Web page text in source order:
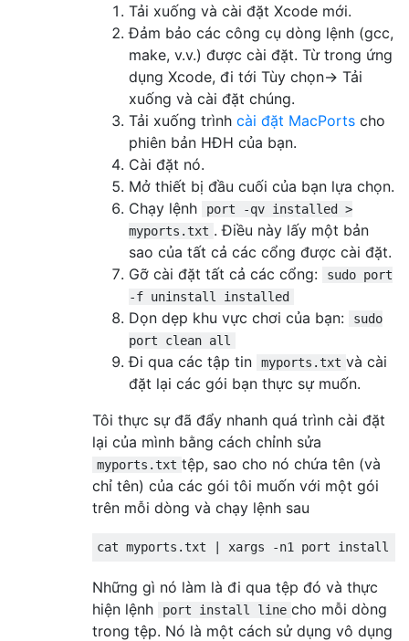
Tải xuống và cài đặt Xcode mới.
Đảm bảo các công cụ dòng lệnh (gcc,
make, v.v.) được cài đặt. Từ trong ứng
dụng Xcode, đi tới Tùy chọn-> Tải
xuống và cài đặt chúng.
Tải xuống trình cài đặt MacPorts cho
phiên bản HĐH của bạn.
Cài đặt nó.
Mở thiết bị đầu cuối của bạn lựa chọn.
Chạy lệnh
port -qv installed >
myports.txt . Điều này lấy một bản
sao của tất cả các cổng được cài đặt.
Gỡ cài đặt tất cả các cổng:
sudo port
-f uninstall installed
Dọn dẹp khu vực chơi của bạn:
sudo
port clean all
Đi qua các tập tin myports.txt và cài
đặt lại các gói bạn thực sự muốn.
Tôi thực sự đã đẩy nhanh quá trình cài đặt
lại của mình bằng cách chỉnh sửa
myports.txt tệp, sao cho nó chứa tên (và
chỉ tên) của các gói tôi muốn với một gói
trên mỗi dòng và chạy lệnh sau
cat myports .txt | xargs -n1 port install
Những gì nó làm là đi qua tệp đó và thực
hiện lệnh
port install line cho mỗi dòng
trong tệp. Nó là một cách sử dụng vô dụng